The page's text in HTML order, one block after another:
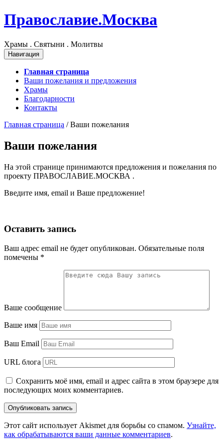
Православие.Москва
Храмы . Святыни . Молитвы
Навигация
Главная страница
Ваши пожелания и предложения
Храмы
Благодарности
Контакты
Главная страница /Ваши пожелания
Ваши пожелания
На этой странице принимаются предложения и пожелания по
проекту ПРАВОСЛАВИЕ.МОСКВА .
Введите имя, email и Ваше предложение!
Оставить запись
Ваш адрес email не будет опубликован. Обязательные поля
помечены *
Ваше сообщение
Ваше имя
Ваш Email
URL блога
Сохранить моё имя, email и адрес сайта в этом браузере для
последующих моих комментариев.
Этот сайт использует Akismet для борьбы со спамом. Узнайте,
как обрабатываются ваши данные комментариев.